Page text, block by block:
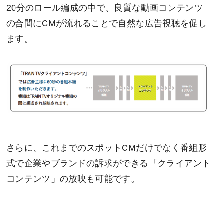
20分のロール編成の中で、良質な動画コンテンツ
の合間にCMが流れることで自然な広告視聴を促し
ます。
さらに、これまでのスポットCMだけでなく番組形
式で企業やブランドの訴求ができる「クライアント
コンテンツ」の放映も可能です。